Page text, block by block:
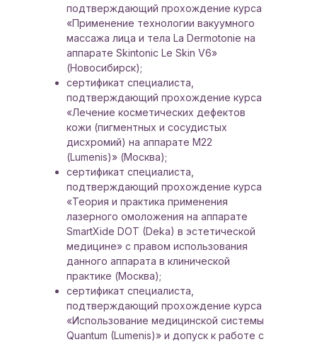
подтверждающий прохождение курса
«Применение технологии вакуумного
массажа лица и тела La Dermotonie на
аппарате Skintoniс Le Skin V6»
(Новосибирск);
сертификат специалиста,
подтверждающий прохождение курса
«Лечение косметических дефектов
кожи (пигментных и сосудистых
дисхромий) на аппарате М22
(Lumenis)» (Москва);
сертификат специалиста,
подтверждающий прохождение курса
«Теория и практика применения
лазерного омоложения на аппарате
SmartXide DOT (Deka) в эстетической
медицине» с правом использования
данного аппарата в клинической
практике (Москва);
сертификат специалиста,
подтверждающий прохождение курса
«Использование медицинской системы
Quantum (Lumenis)» и допуск к работе с